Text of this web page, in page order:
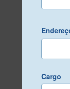
Cargo